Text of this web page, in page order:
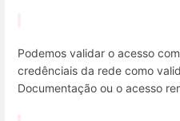
Podemos validar o acesso
credênciais da rede como
Documentação ou o acesso